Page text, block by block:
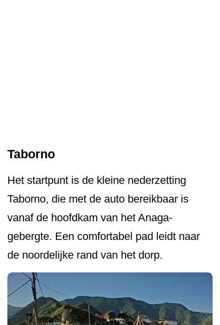
Taborno
Het startpunt is de kleine nederzetting
Taborno, die met de auto bereikbaar is
vanaf de hoofdkam van het Anaga-
gebergte. Een comfortabel pad leidt naar
de noordelijke rand van het dorp.